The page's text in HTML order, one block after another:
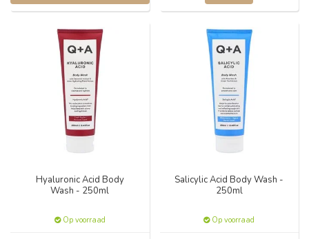
Hyaluronic Acid Body
Wash - 250ml
Op voorraad
Salicylic Acid Body Wash -
250ml
Op voorraad